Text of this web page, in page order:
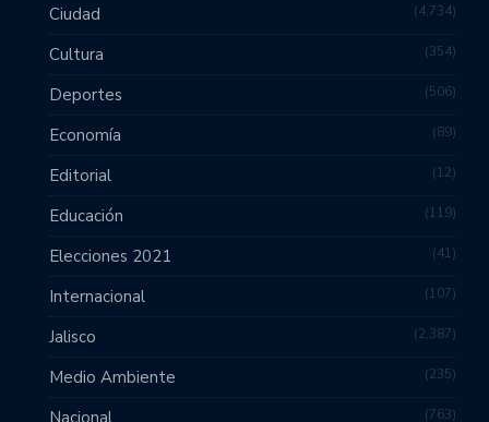
Ciudad 4,734
Cultura 354
Deportes 506
Economía 89
Editorial 12
Educación 119
Elecciones 2021 41
Internacional 107
Jalisco 2,387
Medio Ambiente 235
Nacional 763